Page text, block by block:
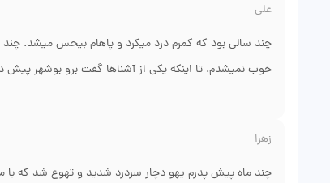
علی
چند سالی بود که کمرم درد میکرد و پاهام بیحس میشد.
خوب نمیشدم. تا اینکه یکی از آشناها گفت برو بوشهر پیش
ام‌آر‌آی گفت که تنگی کانال نخاعی داری و نیاز به عمل
زهرا
چند ماه پیش پدرم یهو دچار سردرد شدید و تهوع شد که